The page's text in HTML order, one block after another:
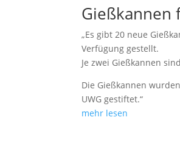
Gießkannen
„Es gibt 20 neue
Verfügung gestellt.
Je zwei Gießkannen
Die Gießkannen
UWG gestiftet.“
mehr lesen